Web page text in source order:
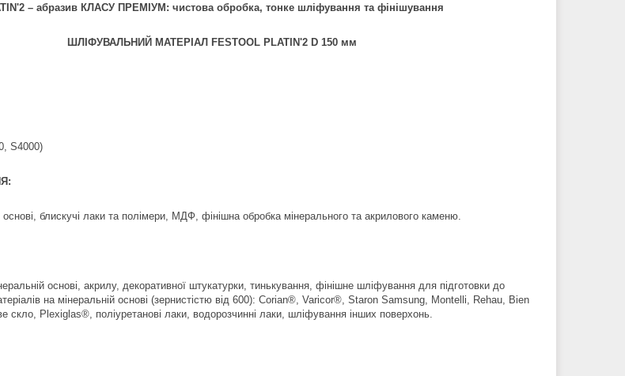
– абразив КЛАСУ ПРЕМІУМ: чистова обробка, тонке шліфування та фінішування
ШЛІФУВАЛЬНИЙ МАТЕРІАЛ FESTOOL PLATIN'2 D 150 мм
S4000)
основі, блискучі лаки та полімери, МДФ, фінішна обробка мінерального та акрилового каменю.
основі, акрилу, декоративної штукатурки, тинькування, фінішне шліфування для підготовки до
на мінеральній основі (зернистістю від 600): Corian®, Varicor®, Staron Samsung, Montelli, Rehau, Bien
скло, Plexiglas®, поліуретанові лаки, водорозчинні лаки, шліфування інших поверхонь.